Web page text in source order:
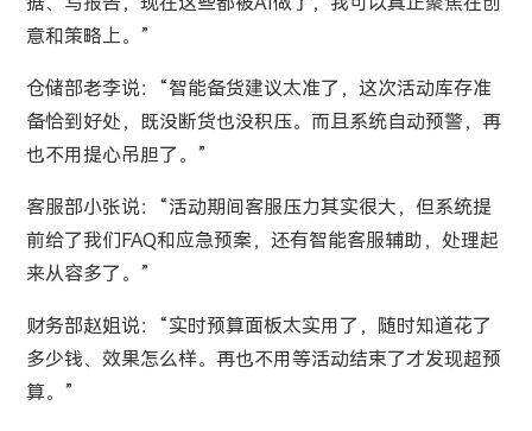
意和策略上。”
仓储部老李说：“智能备货建议太准了，这次活动库存准
备恰到好处，既没断货也没积压。而且系统自动预警，再
也不用提心吊胆了。”
客服部小张说：“活动期间客服压力其实很大，但系统提
前给了我们FAQ和应急预案，还有智能客服辅助，处理起
来从容多了。”
财务部赵姐说：“实时预算面板太实用了，随时知道花了
多少钱、效果怎么样。再也不用等活动结束了才发现超预
算。”